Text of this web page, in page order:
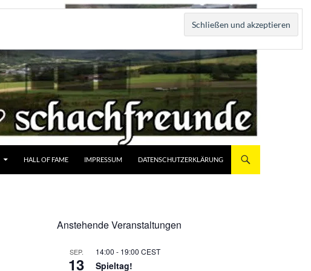
HALL OF FAME IMPRESSUM DATENSCHUTZERKLÄRUNG
Anstehende Veranstaltungen
SEP.
13
14:00 - 19:00 CEST
Spieltag!